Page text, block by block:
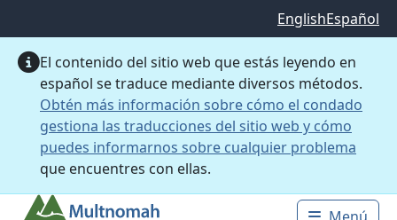
EnglishEspañol
El contenido del sitio web que estás leyendo en
español se traduce mediante diversos métodos.
Obtén más información sobre cómo el condado
gestiona las traducciones del sitio web y cómo
puedes informarnos sobre cualquier problema
que encuentres con ellas.